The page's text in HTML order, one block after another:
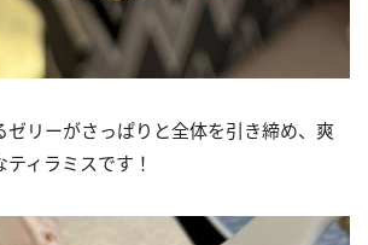
ゼリーがさっぱりと全体を引き締め、爽
ィラミスです！